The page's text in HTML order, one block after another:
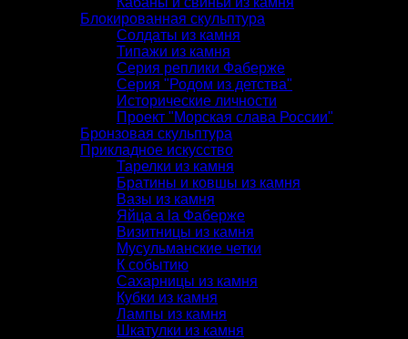
Блокированная скульптура
Солдаты из камня
Типажи из камня
Серия реплики Фаберже
Серия "Родом из детства"
Исторические личности
Проект "Морская слава России"
Бронзовая скульптура
Прикладное искусство
Тарелки из камня
Братины и ковшы из камня
Вазы из камня
Яйца a la Фаберже
Визитницы из камня
Мусульманские четки
К событию
Сахарницы из камня
Кубки из камня
Лампы из камня
Шкатулки из камня